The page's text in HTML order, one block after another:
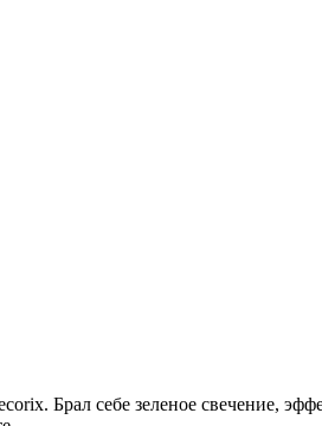
Брал себе зеленое свечение,